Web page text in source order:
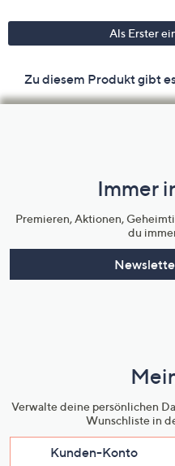
Immer
Premieren, Aktionen,
du
Verwalte deine persönlichen
Wunschliste in
Kunden-Konto